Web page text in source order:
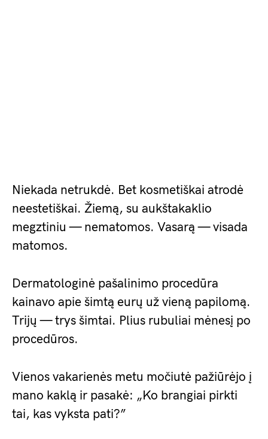
Niekada netrukdė. Bet kosmetiškai atrodė
neestetiškai. Žiemą, su aukštakaklio
megztiniu — nematomos. Vasarą — visada
matomos.
Dermatologinė pašalinimo procedūra
kainavo apie šimtą eurų už vieną papilomą.
Trijų — trys šimtai. Plius rubuliai mėnesį po
procedūros.
Vienos vakarienės metu močiutė pažiūrėjo į
mano kaklą ir pasakė: „Ko brangiai pirkti
tai, kas vyksta pati?”